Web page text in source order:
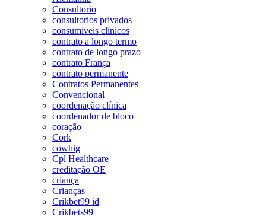
Consultorio
consultorios privados
consumiveis clínicos
contrato a longo termo
contrato de longo prazo
contrato França
contrato permanente
Contratos Permanentes
Convencional
coordenação clínica
coordenador de bloco
coração
Cork
cowhig
Cpl Healthcare
creditação OE
criança
Crianças
Crikbet99 id
Crikbets99